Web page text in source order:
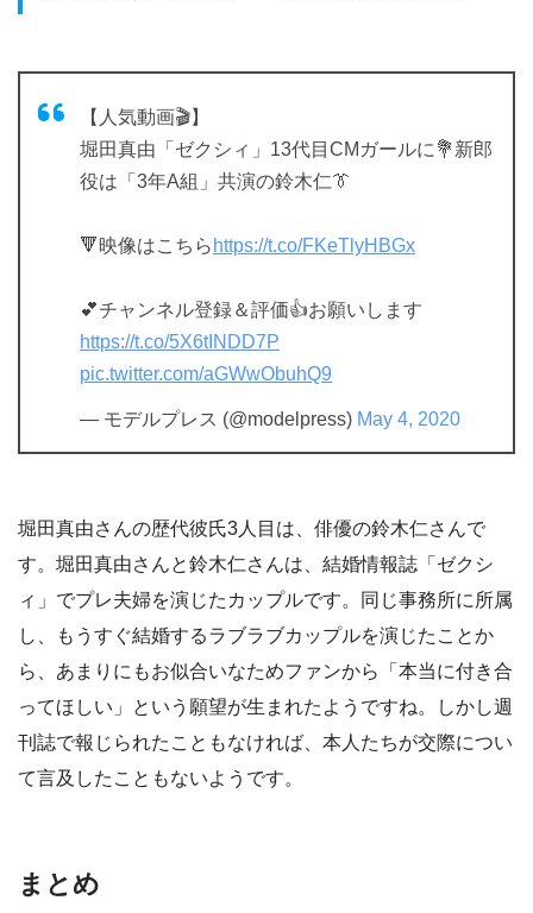
【人気動画🎬】
堀田真由「ゼクシィ」13代目CMガールに💐新郎
役は「3年A組」共演の鈴木仁👔
🔻映像はこちら https://t.co/FKeTlyHBGx
💕チャンネル登録＆評価👍お願いします
https://t.co/5X6tINDD7P
pic.twitter.com/aGWwObuhQ9
— モデルプレス (@modelpress) May 4, 2020
堀田真由さんの歴代彼氏3人目は、俳優の鈴木仁さんで
す。堀田真由さんと鈴木仁さんは、結婚情報誌「ゼクシ
ィ」でプレ夫婦を演じたカップルです。同じ事務所に所属
し、もうすぐ結婚するラブラブカップルを演じたことか
ら、あまりにもお似合いなためファンから「本当に付き合
ってほしい」という願望が生まれたようですね。しかし週
刊誌で報じられたこともなければ、本人たちが交際につい
て言及したこともないようです。
まとめ